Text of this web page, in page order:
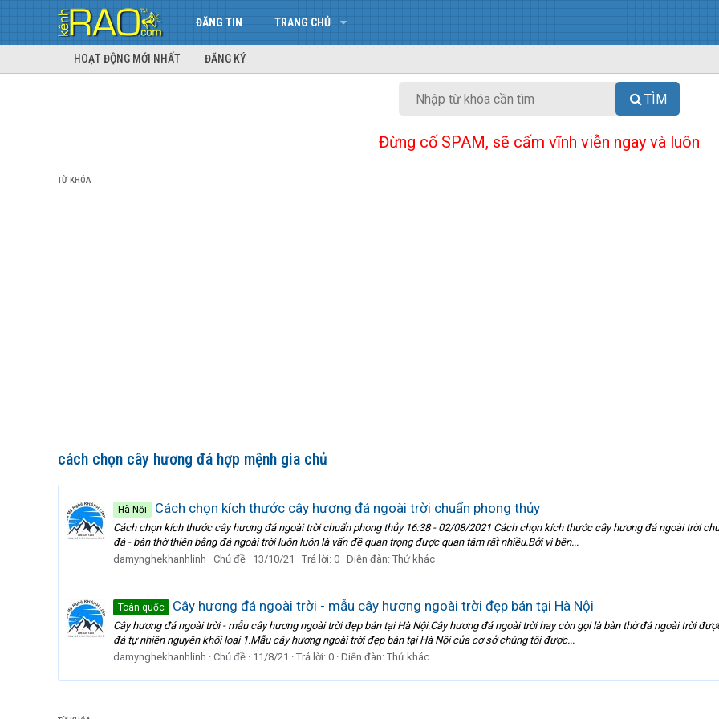
ĐĂNG TIN TRANG CHỦ
HOẠT ĐỘNG MỚI NHẤT ĐĂNG KÝ
TÌM
Đừng cố SPAM, sẽ cấm vĩnh viễn ngay và luôn
TỪ KHÓA
cách chọn cây hương đá hợp mệnh gia chủ
Hà Nội Cách chọn kích thước cây hương đá ngoài trời chuẩn phong thủy
Cách chọn kích thước cây hương đá ngoài trời chuẩn phong thủy 16:38 - 02/08/2021 Cách chọn kích thước cây hương đá ngoài trời
đá - bàn thờ thiên bằng đá ngoài trời luôn luôn là vấn đề quan trọng được quan tâm rất nhiều.Bởi vì bên...
damynghekhanhlinh
Chủ đề 13/10/21 Trả lời: 0 Diễn đàn: Thứ khác
Toàn quốc Cây hương đá ngoài trời - mẫu cây hương ngoài trời đẹp bán tại Hà Nội
Cây hương đá ngoài trời - mẫu cây hương ngoài trời đẹp bán tại Hà Nội.Cây hương đá ngoài trời hay còn gọi là bàn thờ đá ngoài trời
đá tự nhiên nguyên khối loại 1.Mẫu cây hương ngoài trời đẹp bán tại Hà Nội của cơ sở chúng tôi được...
damynghekhanhlinh
Chủ đề 11/8/21 Trả lời: 0 Diễn đàn: Thứ khác